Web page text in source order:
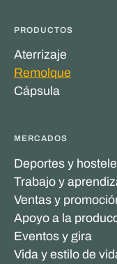
PRODUCTOS
Aterrizaje
Remolque
Cápsula
MERCADOS
Deportes y
Trabajo y
Ventas y
Apoyo a la
Eventos y gira
Vida y estilo de